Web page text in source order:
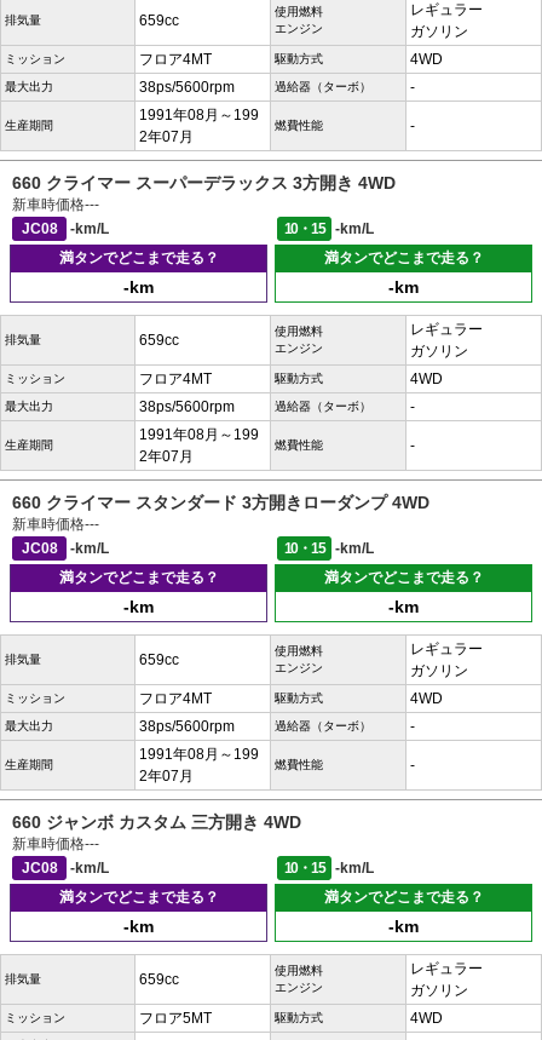
排気量 659cc
使用燃料
エンジン
レギュラー
ガソリン
ミッション フロア4MT 駆動方式 4WD
最大出力 38ps/5600rpm 過給器（ターボ） -
生産期間
1991年08月～199
2年07月
燃費性能 -
660 クライマー スーパーデラックス 3方開き 4WD
新車時価格---
JC08
-km/L 10・15
-km/L
満タンでどこまで走る？
-km
満タンでどこまで走る？
-km
排気量 659cc
使用燃料
エンジン
レギュラー
ガソリン
ミッション フロア4MT 駆動方式 4WD
最大出力 38ps/5600rpm 過給器（ターボ） -
生産期間
1991年08月～199
2年07月
燃費性能 -
660 クライマー スタンダード 3方開きローダンプ 4WD
新車時価格---
JC08
-km/L 10・15
-km/L
満タンでどこまで走る？
-km
満タンでどこまで走る？
-km
排気量 659cc
使用燃料
エンジン
レギュラー
ガソリン
ミッション フロア4MT 駆動方式 4WD
最大出力 38ps/5600rpm 過給器（ターボ） -
生産期間
1991年08月～199
2年07月
燃費性能 -
660 ジャンボ カスタム 三方開き 4WD
新車時価格---
JC08
-km/L 10・15
-km/L
満タンでどこまで走る？
-km
満タンでどこまで走る？
-km
排気量 659cc
使用燃料
エンジン
レギュラー
ガソリン
ミッション フロア5MT 駆動方式 4WD